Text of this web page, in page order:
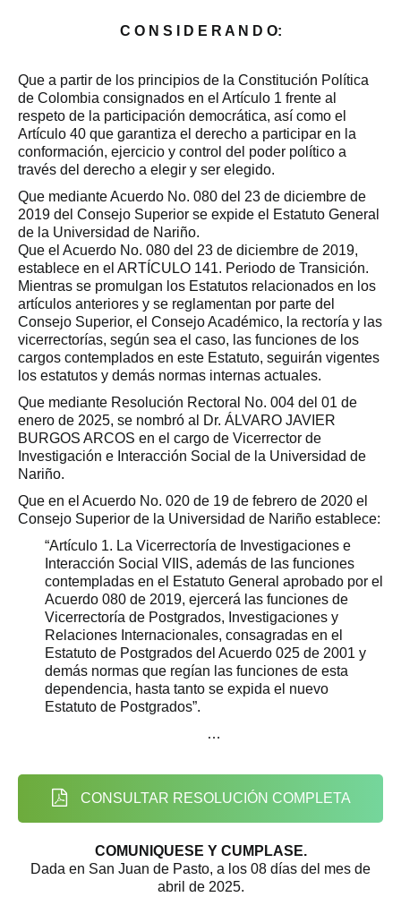
C O N S I D E R A N D O:
Que a partir de los principios de la Constitución Política
de Colombia consignados en el Artículo 1 frente al
respeto de la participación democrática, así como el
Artículo 40 que garantiza el derecho a participar en la
conformación, ejercicio y control del poder político a
través del derecho a elegir y ser elegido.
Que mediante Acuerdo No. 080 del 23 de diciembre de
2019 del Consejo Superior se expide el Estatuto General
de la Universidad de Nariño.
Que el Acuerdo No. 080 del 23 de diciembre de 2019,
establece en el ARTÍCULO 141. Periodo de Transición.
Mientras se promulgan los Estatutos relacionados en los
artículos anteriores y se reglamentan por parte del
Consejo Superior, el Consejo Académico, la rectoría y las
vicerrectorías, según sea el caso, las funciones de los
cargos contemplados en este Estatuto, seguirán vigentes
los estatutos y demás normas internas actuales.
Que mediante Resolución Rectoral No. 004 del 01 de
enero de 2025, se nombró al Dr. ÁLVARO JAVIER
BURGOS ARCOS en el cargo de Vicerrector de
Investigación e Interacción Social de la Universidad de
Nariño.
Que en el Acuerdo No. 020 de 19 de febrero de 2020 el
Consejo Superior de la Universidad de Nariño establece:
“Artículo 1. La Vicerrectoría de Investigaciones e
Interacción Social VIIS, además de las funciones
contempladas en el Estatuto General aprobado por el
Acuerdo 080 de 2019, ejercerá las funciones de
Vicerrectoría de Postgrados, Investigaciones y
Relaciones Internacionales, consagradas en el
Estatuto de Postgrados del Acuerdo 025 de 2001 y
demás normas que regían las funciones de esta
dependencia, hasta tanto se expida el nuevo
Estatuto de Postgrados”.
…
CONSULTAR RESOLUCIÓN COMPLETA
COMUNIQUESE Y CUMPLASE.
Dada en San Juan de Pasto, a los 08 días del mes de
abril de 2025.